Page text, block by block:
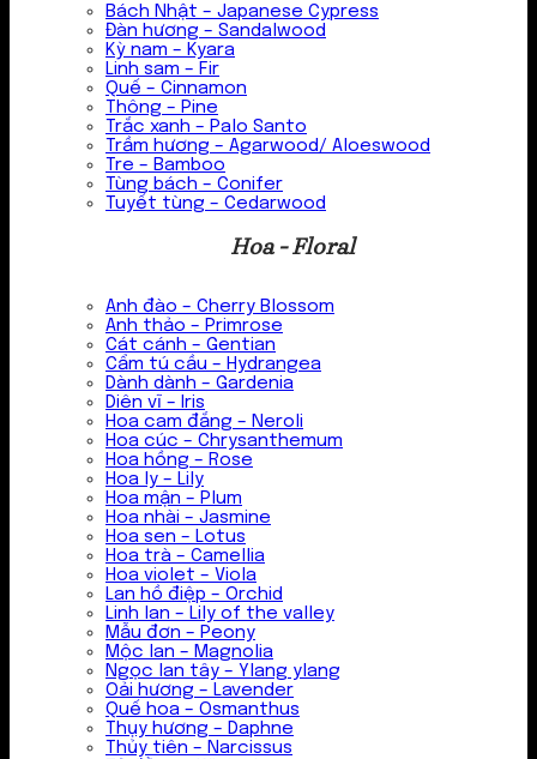
Bách Nhật – Japanese Cypress
Đàn hương – Sandalwood
Kỳ nam – Kyara
Linh sam – Fir
Quế – Cinnamon
Thông – Pine
Trắc xanh – Palo Santo
Trầm hương – Agarwood/ Aloeswood
Tre – Bamboo
Tùng bách – Conifer
Tuyết tùng – Cedarwood
Hoa - Floral
Anh đào – Cherry Blossom
Anh thảo – Primrose
Cát cánh – Gentian
Cẩm tú cầu – Hydrangea
Dành dành – Gardenia
Diên vĩ – Iris
Hoa cam đắng – Neroli
Hoa cúc – Chrysanthemum
Hoa hồng – Rose
Hoa ly – Lily
Hoa mận – Plum
Hoa nhài – Jasmine
Hoa sen – Lotus
Hoa trà – Camellia
Hoa violet – Viola
Lan hồ điệp – Orchid
Linh lan – Lily of the valley
Mẫu đơn – Peony
Mộc lan – Magnolia
Ngọc lan tây – Ylang ylang
Oải hương – Lavender
Quế hoa – Osmanthus
Thụy hương – Daphne
Thủy tiên – Narcissus